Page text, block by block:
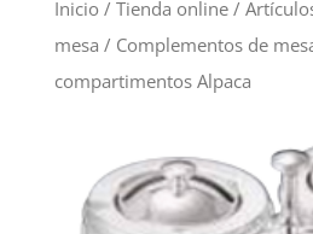
Inicio / Tienda online/
mesa / Complementos de
compartimentos Alpaca